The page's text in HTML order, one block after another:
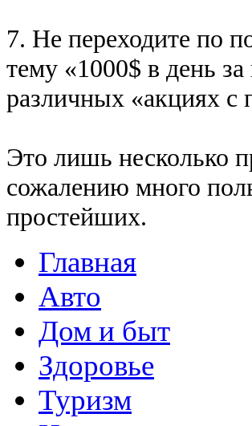
7. Не переходите по
тему «1000$ в день
различных «акциях с
Это лишь несколько
сожалению много
простейших.
Главная
Авто
Дом и быт
Здоровье
Туризм